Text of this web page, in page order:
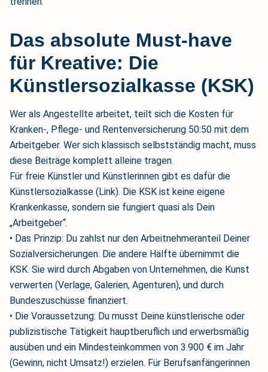
Das absolute Must-have
für Kreative: Die
Künstlersozialkasse (KSK)
Wer als Angestellte arbeitet, teilt sich die Kosten für
Kranken-, Pflege- und Rentenversicherung 50:50 mit dem
Arbeitgeber. Wer sich klassisch selbstständig macht, muss
diese Beiträge komplett alleine tragen.
Für freie Künstler und Künstlerinnen gibt es dafür die
Künstlersozialkasse (Link). Die KSK ist keine eigene
Krankenkasse, sondern sie fungiert quasi als Dein
„Arbeitgeber“.
• Das Prinzip: Du zahlst nur den Arbeitnehmeranteil Deiner
Sozialversicherungen. Die andere Hälfte übernimmt die
KSK. Sie wird durch Abgaben von Unternehmen, die Kunst
verwerten (Verlage, Galerien, Agenturen), und durch
Bundeszuschüsse finanziert.
• Die Voraussetzung: Du musst Deine künstlerische oder
publizistische Tätigkeit hauptberuflich und erwerbsmäßig
ausüben und ein Mindesteinkommen von 3.900 € im Jahr
(Gewinn, nicht Umsatz!) erzielen. Für Berufsanfängerinnen